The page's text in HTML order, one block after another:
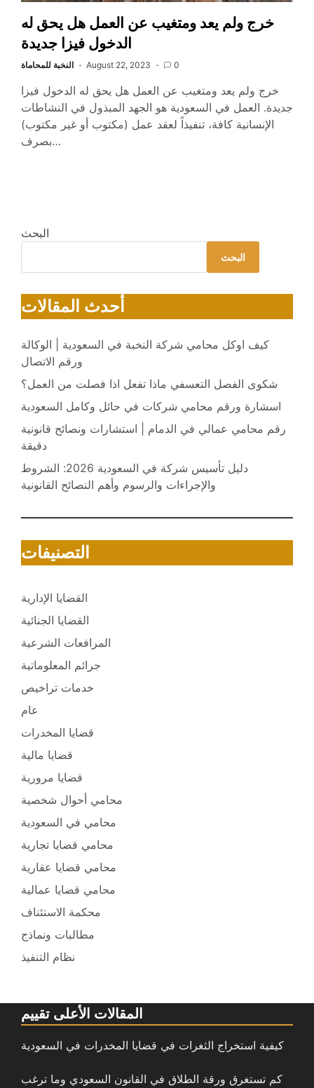
خرج ولم يعد ومتغيب عن العمل هل يحق له
الدخول فيزا جديدة
النخبة للمحاماة August 22, 2023 0
خرج ولم يعد ومتغيب عن العمل هل يحق له الدخول فيزا
جديدة. العمل في السعودية هو الجهد المبذول في النشاطات
الإنسانية كافة، تنفيذاً لعقد عمل (مكتوب أو غير مكتوب)
بصرف…
البحث
البحث
أحدث المقالات
كيف اوكل محامي شركة النخبة في السعودية | الوكالة
ورقم الاتصال
شكوى الفصل التعسفي ماذا تفعل اذا فصلت من العمل؟
اسشارة ورقم محامي شركات في حائل وكامل السعودية
رقم محامي عمالي في الدمام | استشارات ونصائح قانونية
دقيقة
دليل تأسيس شركة في السعودية 2026: الشروط
والإجراءات والرسوم وأهم النصائح القانونية
التصنيفات
القضايا الإدارية
القضايا الجنائية
المرافعات الشرعية
جرائم المعلوماتية
خدمات تراخيص
عام
قضايا المخدرات
قضايا مالية
قضايا مرورية
محامي أحوال شخصية
محامي في السعودية
محامي قضايا تجارية
محامي قضايا عقارية
محامي قضايا عمالية
محكمة الاستئناف
مطالبات ونماذج
نظام التنفيذ
المقالات الأعلى تقييم
كيفية استخراج الثغرات في قضايا المخدرات في السعودية
كم تستغرق ورقة الطلاق في القانون السعودي وما ترغب